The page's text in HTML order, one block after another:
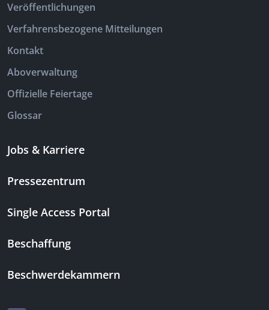
Veröffentlichungen
Verfahrensbezogene Mitteilungen
Kontakt
Aboverwaltung
Offizielle Feiertage
Glossar
Jobs & Karriere
Pressezentrum
Single Access Portal
Beschaffung
Beschwerdekammern